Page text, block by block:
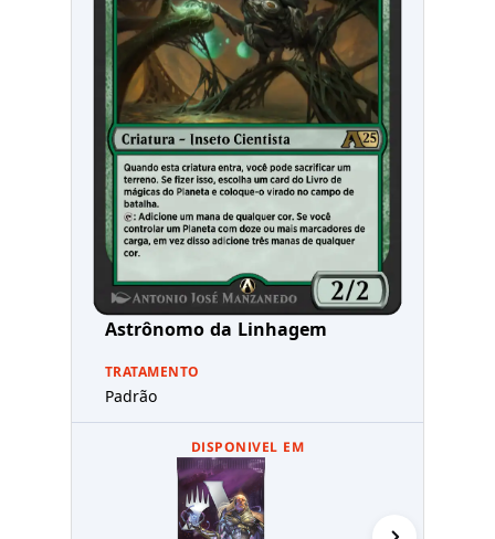
Astrônomo da Linhagem
TRATAMENTO
Padrão
DISPONIVEL EM